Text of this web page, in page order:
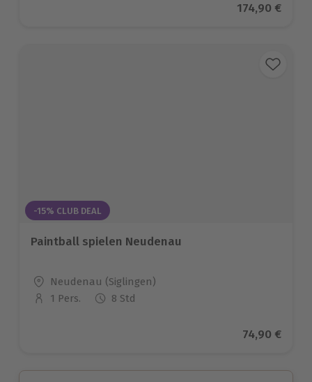
Aktueller
174,90 €
-15% CLUB DEAL
Paintball spielen Neudenau
Standort
Neudenau (Siglingen)
Anzahl der Teilnehmer
1 Pers. 8 Std
Aktueller
74,90 €